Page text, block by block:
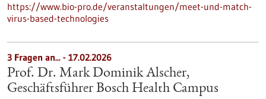
https://www.bio-pro.de/veranstaltungen/meet-und-match-
virus-based-technologies
3 Fragen an... - 17.02.2026
Prof. Dr. Mark Dominik Alscher,
Geschäftsführer Bosch Health Campus